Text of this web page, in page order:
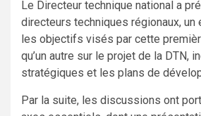
Le Directeur technique national a
directeurs techniques régionaux,
les objectifs visés par cette
qu’un autre sur le projet de la DTN,
stratégiques et les plans de
Par la suite, les discussions ont